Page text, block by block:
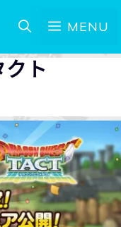
MENU
ト